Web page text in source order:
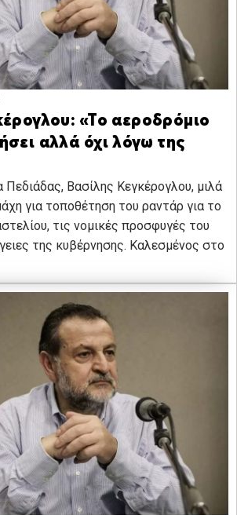
«Το αεροδρόμιο
αλλά όχι λόγω της
Βασίλης Κεγκέρογλου, μιλά
για τοποθέτηση του ραντάρ για το
τις νομικές προσφυγές του
της κυβέρνησης. Καλεσμένος στο